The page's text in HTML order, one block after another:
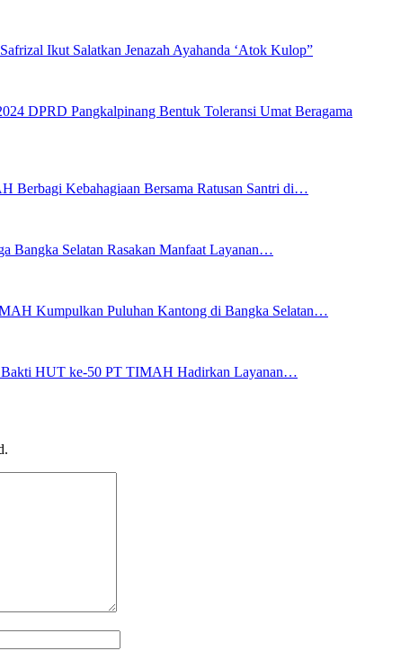
Ikut Salatkan Jenazah Ayahanda ‘Atok Kulop”
DPRD Pangkalpinang Bentuk Toleransi Umat Beragama
Berbagi Kebahagiaan Bersama Ratusan Santri di…
Bangka Selatan Rasakan Manfaat Layanan…
Kumpulkan Puluhan Kantong di Bangka Selatan…
Bakti HUT ke-50 PT TIMAH Hadirkan Layanan…